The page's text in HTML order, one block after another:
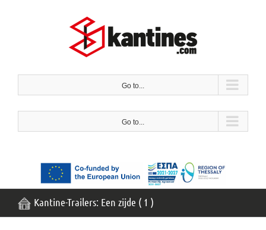
Go to...
Go to...
Kantine-Trailers: Een zijde ( 1 )